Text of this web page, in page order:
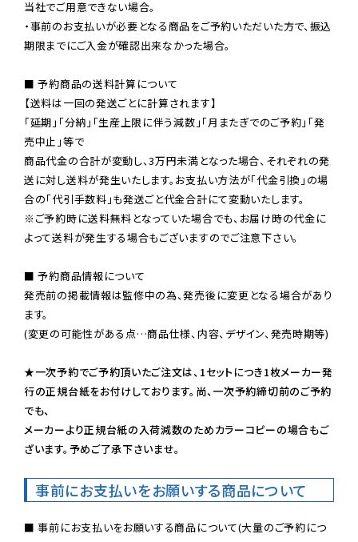
当社でご用意できない場合。
・事前のお支払いが必要となる商品をご予約いただいた方で、振込
期限までにご入金が確認出来なかった場合。
■ 予約商品の送料計算について
【送料は一回の発送ごとに計算されます】
「延期」「分納」「生産上限に伴う減数」「月またぎでのご予約」「発
売中止」等で
商品代金の合計が変動し、3万円未満となった場合、それぞれの発
送に対し送料が発生いたします。お支払い方法が「代金引換」の場
※ご予約時に送料無料となっていた場合でも、お届け時の代金に
よって送料が発生する場合もございますのでご注意下さい。
■ 予約商品情報について
発売前の掲載情報は監修中の為、発売後に変更となる場合があり
ます。
(変更の可能性がある点…商品仕様、内容、デザイン、発売時期等)
★一次予約でご予約頂いたご注文は、1セットにつき1枚メーカー発
行の正規台紙をお付けしております。尚、一次予約締切前のご予約
でも、
メーカーより正規台紙の入荷減数のためカラーコピーの場合もご
ざいます。予めご了承下さいませ。
事前にお支払いをお願いする商品について
■ 事前にお支払いをお願いする商品について(大量のご予約につ